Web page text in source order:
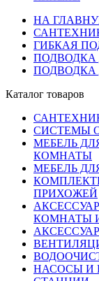
НА
ГИБКАЯ
ПОДВОДКА
ПОДВОДКА
Каталог товаров
СИСТЕМЫ
МЕБЕЛЬ
КОМНАТЫ
МЕБЕЛЬ
ПРИХОЖЕЙ
КОМНАТЫ
НАСОСЫ И